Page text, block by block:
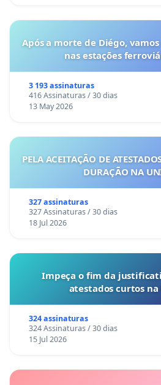
Após a morte de Diégo,
nas estações
3 193 assinaturas
416 Assinaturas / 30 dias
13 May 2026
PELA ACEITAÇÃO DE
DURAÇÃO NA
327 assinaturas
327 Assinaturas / 30 dias
18 Jul 2026
Impeça o fim da
atestados curtos na
324 assinaturas
324 Assinaturas / 30 dias
15 Jul 2026